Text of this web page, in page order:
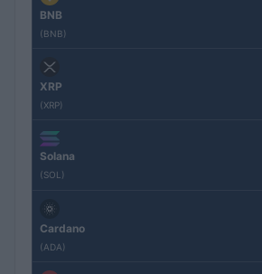
BNB
(BNB)
XRP
(XRP)
Solana
(SOL)
Cardano
(ADA)